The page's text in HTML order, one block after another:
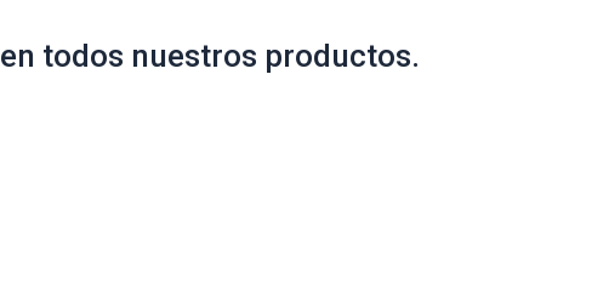
en todos nuestros productos.